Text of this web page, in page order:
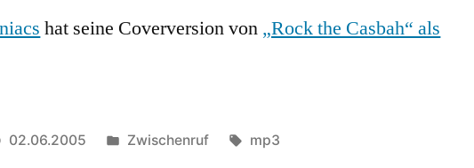
hat seine Coverversion von „Rock the Casbah“ als
02.06.2005
Veröffentlicht
Zwischenruf Schlagwörter:
mp3